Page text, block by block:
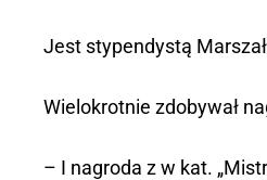
Jest stypendystą
Wielokrotnie zdobywał
– I nagroda z w kat.